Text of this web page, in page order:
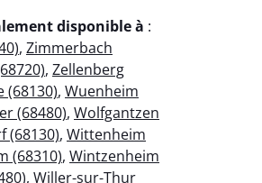
disponible à :
, Zimmerbach
, Zellenberg
(68130), Wuenheim
(68480), Wolfgantzen
(68130), Wittenheim
(68310), Wintzenheim
, Willer-sur-Thur